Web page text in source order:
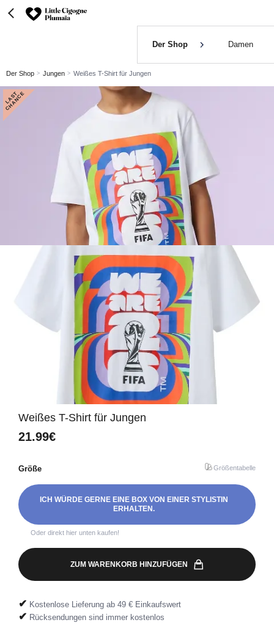
Der Shop Damen
Der Shop Jungen Weißes T-Shirt für Jungen
L
A
S
T
C
H
A
N
C
E
Weißes T-Shirt für Jungen
21.99€
Größe Größentabelle
ICH WÜRDE GERNE EINE BOX VON EINER STYLISTIN
ERHALTEN.
Oder direkt hier unten kaufen!
ZUM WARENKORB HINZUFÜGEN
✔ Kostenlose Lieferung ab 49 € Einkaufswert
✔ Rücksendungen sind immer kostenlos